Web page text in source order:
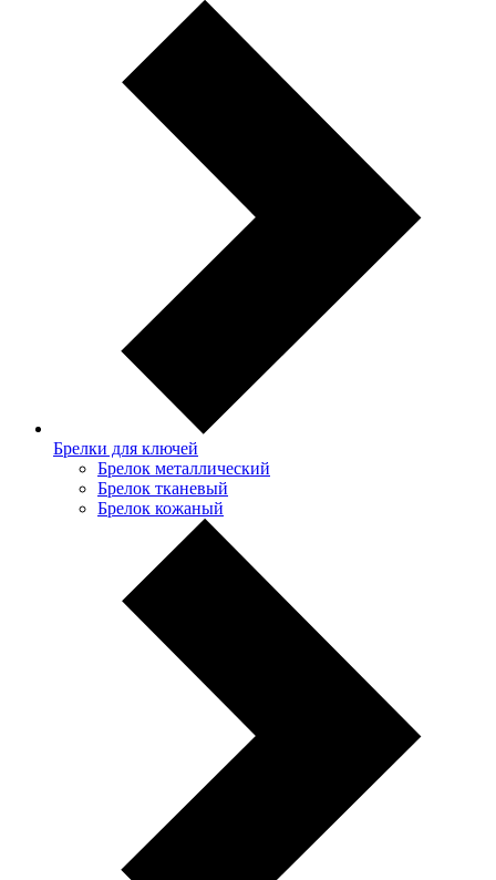
Брелки для ключей
Брелок металлический
Брелок тканевый
Брелок кожаный